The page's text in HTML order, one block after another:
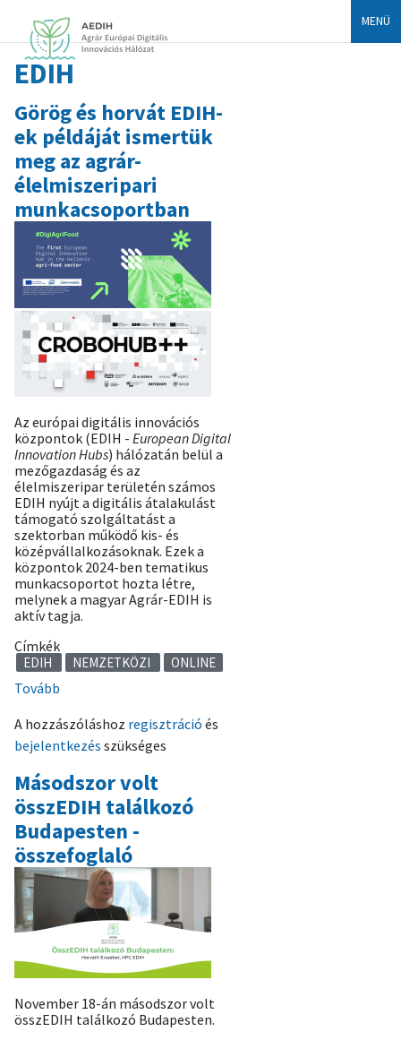
MENÜ
EDIH
Görög és horvát EDIH-
ek példáját ismertük
meg az agrár-
élelmiszeripari
munkacsoportban
Az európai digitális innovációs
központok (EDIH - European Digital
Innovation Hubs) hálózatán belül a
mezőgazdaság és az
élelmiszeripar területén számos
EDIH nyújt a digitális átalakulást
támogató szolgáltatást a
szektorban működő kis- és
középvállalkozásoknak. Ezek a
központok 2024-ben tematikus
munkacsoportot hozta létre,
melynek a magyar Agrár-EDIH is
aktív tagja.
Címkék
EDIH NEMZETKÖZI ONLINE
Tovább
horvát
EDIH-
ek
példáját
ismertük
meg
az
agrár-
élelmiszeripari
munkacsoportban)
A hozzászóláshoz regisztráció és
bejelentkezés szükséges
Másodszor volt
összEDIH találkozó
Budapesten -
összefoglaló
November 18-án másodszor volt
összEDIH találkozó Budapesten.